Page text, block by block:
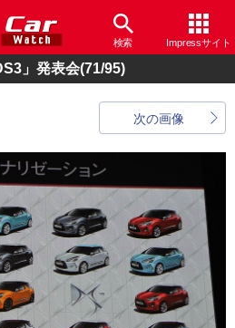
検索 Impressサイト
」発表会(71/95)
次の画像